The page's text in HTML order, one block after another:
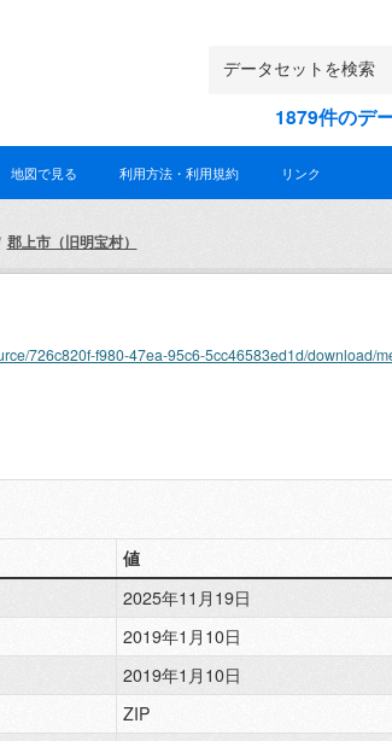
1879件のデ
地図で見る 利用方法・利用規約 リンク
郡上市（旧明宝村）
726c820f-f980-47ea-95c6-5cc46583ed1d/download/
値
2025年11月19日
2019年1月10日
2019年1月10日
ZIP